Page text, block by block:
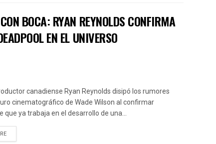
BOCA: RYAN REYNOLDS CONFIRMA
EN EL UNIVERSO
canadiense Ryan Reynolds disipó los rumores
cinematográfico de Wade Wilson al confirmar
que ya trabaja en el desarrollo de una...